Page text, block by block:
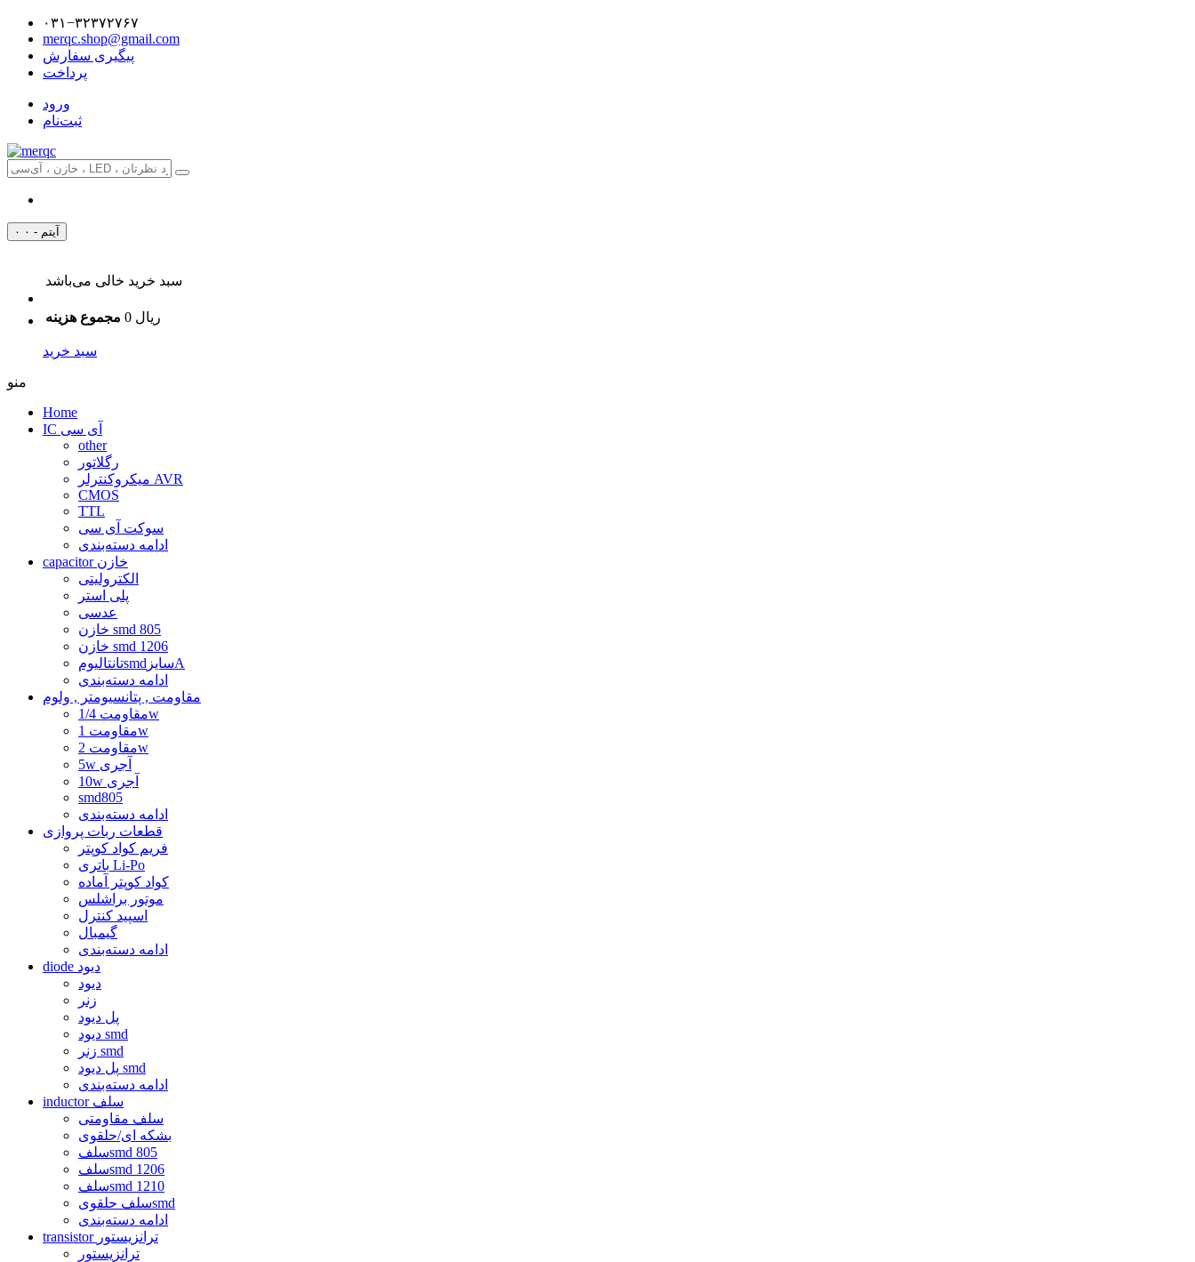
۰۳۱−۳۲۳۷۲۷۶۷
merqc.shop@gmail.com
پیگیری سفارش
پرداخت
ورود
ثبت‌نام
۰ آیتم - ۰
سبد خرید خالی می‌باشد
مجموع هزینه 0 ریال
سبد خرید
منو
Home
IC آی سی
other
رگلاتور
میکروکنترلر AVR
CMOS
TTL
سوکت آی سی
ادامه دسته‌بندی
capacitor خازن
الکترولیتی
پلی استر
عدسی
خازن smd 805
خازن smd 1206
تانتالیومsmdسایزA
ادامه دسته‌بندی
مقاومت , پتانسیومتر , ولوم
مقاومت 1/4w
مقاومت 1w
مقاومت 2w
5w آجری
10w آجری
smd805
ادامه دسته‌بندی
قطعات ربات پروازی
فریم کواد کوپتر
باتری Li-Po
کواد کوپتر آماده
موتور براشلس
اسپید کنترل
گیمبال
ادامه دسته‌بندی
diode دیود
دیود
زنر
پل دیود
دیود smd
زنر smd
پل دیود smd
ادامه دسته‌بندی
inductor سلف
سلف مقاومتی
بشکه ای/حلقوی
سلفsmd 805
سلفsmd 1206
سلفsmd 1210
سلف حلقویsmd
ادامه دسته‌بندی
transistor ترانزیستور
ترانزیستور